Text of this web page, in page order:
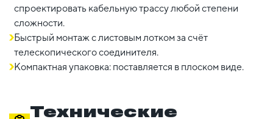
спроектировать кабельную трассу любой степени
сложности.
Быстрый монтаж с листовым лотком за счёт
телескопического соединителя.
Компактная упаковка: поставляется в плоском виде.
Технические